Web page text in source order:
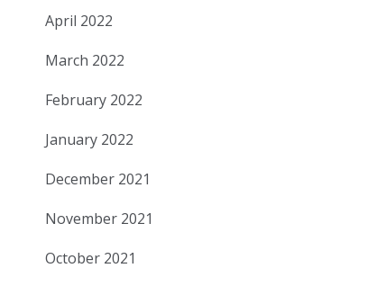
April 2022
March 2022
February 2022
January 2022
December 2021
November 2021
October 2021